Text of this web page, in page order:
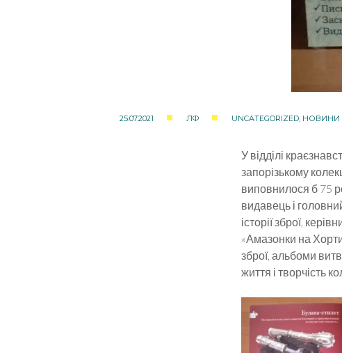
25.07.2021 ЛФ UNCATEGORIZED, НОВИНИ
У відділі
запорізькому
виповнилося б 75
видавець і
історії зброї,
«Амазонки на
зброї, альбоми
життя і творчість